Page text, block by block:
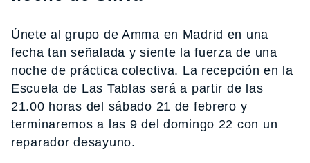
Únete al grupo de Amma en Madrid en una
fecha tan señalada y siente la fuerza de una
noche de práctica colectiva. La recepción en la
Escuela de Las Tablas será a partir de las
21.00 horas del sábado 21 de febrero y
terminaremos a las 9 del domingo 22 con un
reparador desayuno.